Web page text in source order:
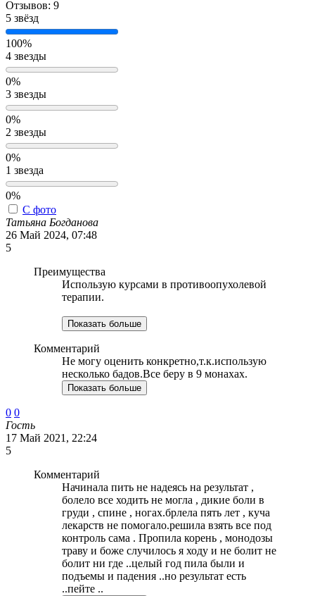
Отзывов: 9
5 звёзд
100%
4 звезды
0%
3 звезды
0%
2 звезды
0%
1 звезда
0%
С фото
Татьяна Богданова
26 Май 2024, 07:48
5
Преимущества
Использую курсами в противоопухолевой
терапии.
Показать больше
Комментарий
Не могу оценить конкретно,т.к.использую
несколько бадов.Все беру в 9 монахах.
Показать больше
0 0
Гость
17 Май 2021, 22:24
5
Комментарий
Начинала пить не надеясь на результат ,
болело все ходить не могла , дикие боли в
груди , спине , ногах.брлела пять лет , куча
лекарств не помогало.решила взять все под
контроль сама . Пропила корень , монодозы
траву и боже случилось я ходу и не болит не
болит ни где ..целый год пила были и
подъемы и падения ..но результат есть
..пейте ..